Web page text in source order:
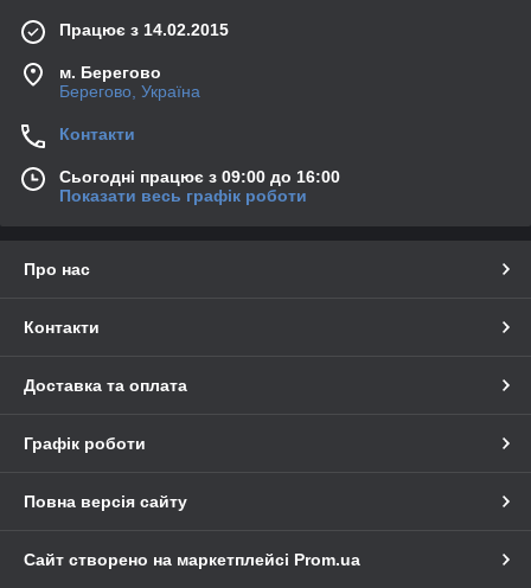
Працює з 14.02.2015
м. Берегово
Берегово, Україна
Контакти
Сьогодні працює з 09:00 до 16:00
Показати весь графік роботи
Про нас
Контакти
Доставка та оплата
Графік роботи
Повна версія сайту
Сайт створено на маркетплейсі Prom.ua